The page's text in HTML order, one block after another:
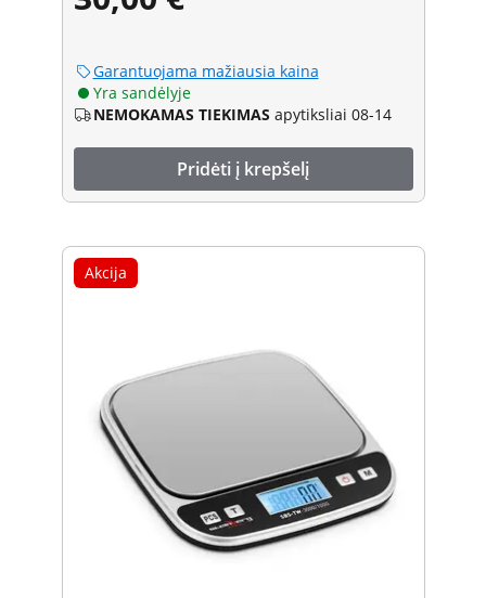
Garantuojama mažiausia kaina
Yra sandėlyje
NEMOKAMAS TIEKIMAS apytiksliai 08-14
Pridėti į krepšelį
Akcija